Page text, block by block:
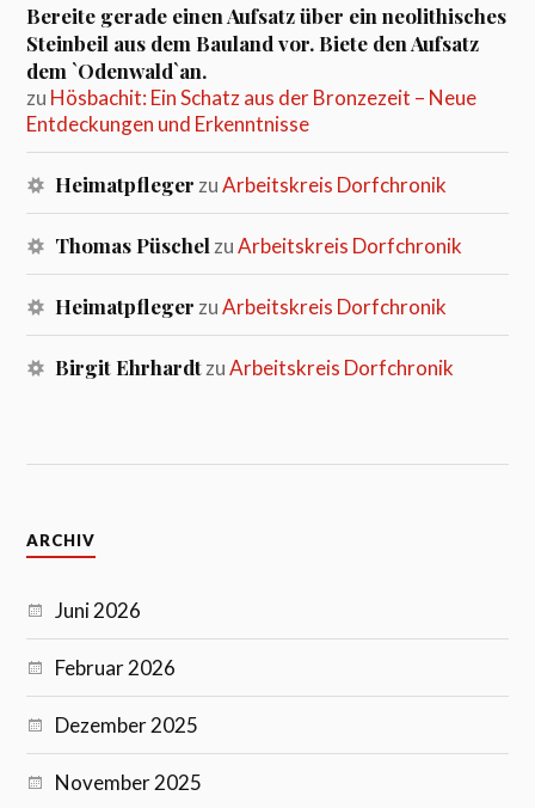
Bereite gerade einen Aufsatz über ein neolithisches
Steinbeil aus dem Bauland vor. Biete den Aufsatz
dem `Odenwald`an.
zu Hösbachit: Ein Schatz aus der Bronzezeit – Neue
Entdeckungen und Erkenntnisse
Heimatpfleger zuArbeitskreis Dorfchronik
Thomas Püschel zuArbeitskreis Dorfchronik
Heimatpfleger zuArbeitskreis Dorfchronik
Birgit EhrhardtzuArbeitskreis Dorfchronik
ARCHIV
Juni 2026
Februar 2026
Dezember 2025
November 2025